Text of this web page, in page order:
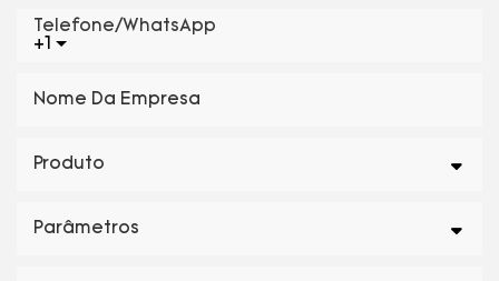
+1
Telefone/WhatsApp
Nome Da Empresa
Produto
Parâmetros